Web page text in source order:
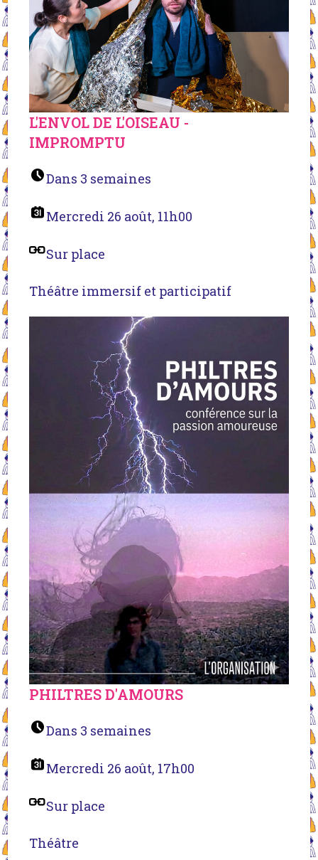
L'ENVOL DE L'OISEAU -
IMPROMPTU
Dans 3 semaines
Mercredi 26 août, 11h00
Sur place
Théâtre immersif et participatif
PHILTRES D'AMOURS
Dans 3 semaines
Mercredi 26 août, 17h00
Sur place
Théâtre